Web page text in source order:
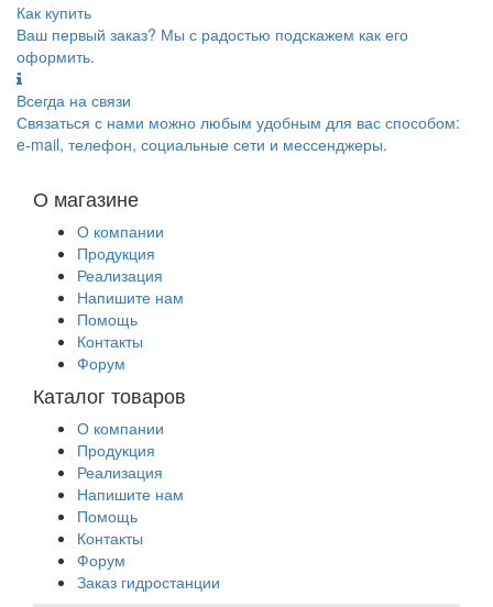
Как купить
Ваш первый заказ? Мы с радостью подскажем как его
оформить.
Всегда на связи
Связаться с нами можно любым удобным для вас способом:
e-mail, телефон, социальные сети и мессенджеры.
О магазине
О компании
Продукция
Реализация
Напишите нам
Помощь
Контакты
Форум
Каталог товаров
О компании
Продукция
Реализация
Напишите нам
Помощь
Контакты
Форум
Заказ гидростанции